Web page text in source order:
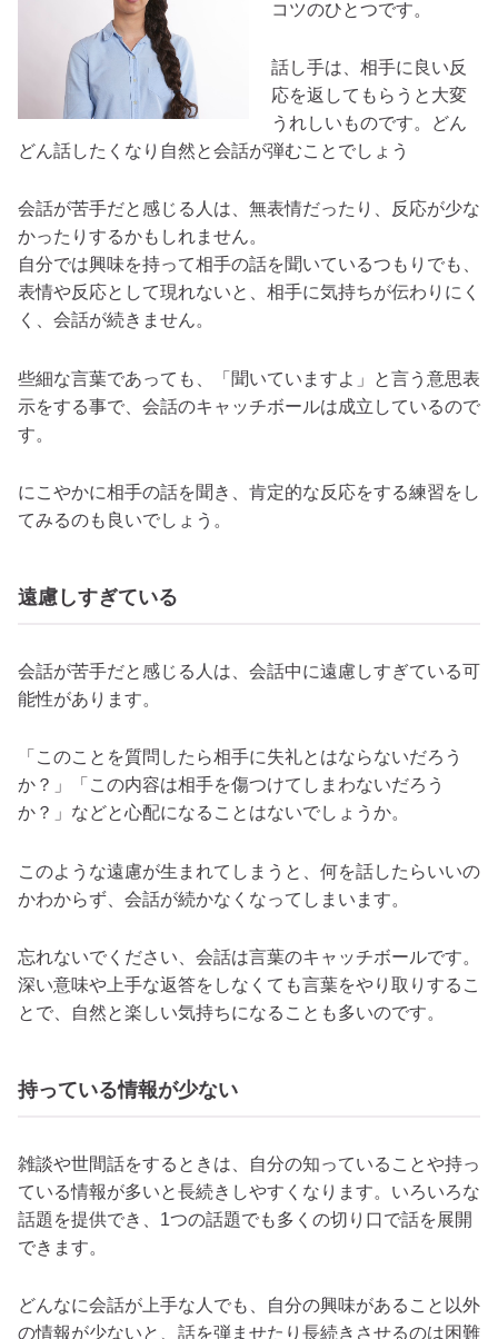
コツのひとつです。
話し手は、相手に良い反
応を返してもらうと大変
うれしいものです。どん
どん話したくなり自然と会話が弾むことでしょう
会話が苦手だと感じる人は、無表情だったり、反応が少な
かったりするかもしれません。
自分では興味を持って相手の話を聞いているつもりでも、
表情や反応として現れないと、相手に気持ちが伝わりにく
く、会話が続きません。
些細な言葉であっても、「聞いていますよ」と言う意思表
示をする事で、会話のキャッチボールは成立しているので
す。
にこやかに相手の話を聞き、肯定的な反応をする練習をし
てみるのも良いでしょう。
遠慮しすぎている
会話が苦手だと感じる人は、会話中に遠慮しすぎている可
能性があります。
「このことを質問したら相手に失礼とはならないだろう
か？」「この内容は相手を傷つけてしまわないだろう
か？」などと心配になることはないでしょうか。
このような遠慮が生まれてしまうと、何を話したらいいの
かわからず、会話が続かなくなってしまいます。
忘れないでください、会話は言葉のキャッチボールです。
深い意味や上手な返答をしなくても言葉をやり取りするこ
とで、自然と楽しい気持ちになることも多いのです。
持っている情報が少ない
雑談や世間話をするときは、自分の知っていることや持っ
ている情報が多いと長続きしやすくなります。いろいろな
話題を提供でき、1つの話題でも多くの切り口で話を展開
できます。
どんなに会話が上手な人でも、自分の興味があること以外
の情報が少ないと、話を弾ませたり長続きさせるのは困難